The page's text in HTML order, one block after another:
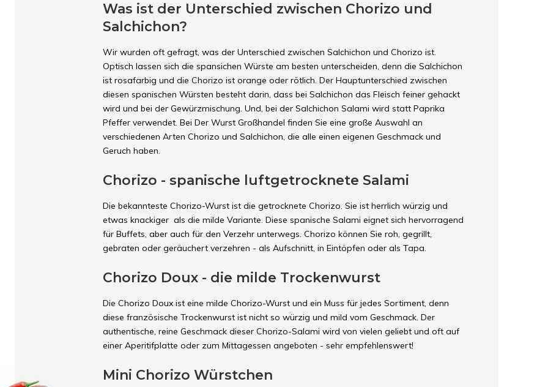
Was ist der Unterschied zwischen Chorizo und
Salchichon?
Wir wurden oft gefragt, was der Unterschied zwischen Salchichon und Chorizo ist.
Optisch lassen sich die spansichen Würste am besten unterscheiden, denn die Salchichon
ist rosafarbig und die Chorizo ist orange oder rötlich. Der Hauptunterschied zwischen
diesen spanischen Würsten besteht darin, dass bei Salchichon das Fleisch feiner gehackt
wird und bei der Gewürzmischung. Und, bei der Salchichon Salami wird statt Paprika
Pfeffer verwendet. Bei Der Wurst Großhandel finden Sie eine große Auswahl an
verschiedenen Arten Chorizo und Salchichon, die alle einen eigenen Geschmack und
Geruch haben.
Chorizo - spanische luftgetrocknete Salami
Die bekannteste Chorizo-Wurst ist die getrocknete Chorizo. Sie ist herrlich würzig und
etwas knackiger als die milde Variante. Diese spanische Salami eignet sich hervorragend
für Buffets, aber auch für den Verzehr unterwegs. Chorizo können Sie roh, gegrillt,
gebraten oder geräuchert verzehren - als Aufschnitt, in Eintöpfen oder als Tapa.
Chorizo Doux - die milde Trockenwurst
Die Chorizo Doux ist eine milde Chorizo-Wurst und ein Muss für jedes Sortiment, denn
diese französische Trockenwurst ist nicht so würzig und mild vom Geschmack. Der
authentische, reine Geschmack dieser Chorizo-Salami wird von vielen geliebt und oft auf
einer Aperitifplatte oder zum Mittagessen angeboten - sehr empfehlenswert!
Mini Chorizo Würstchen